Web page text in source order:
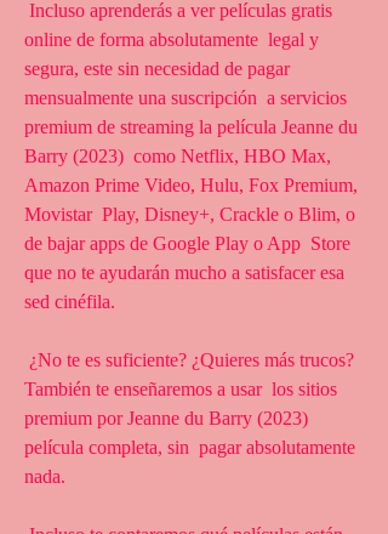
online de forma absolutamente  legal y
segura, este sin necesidad de pagar
mensualmente una suscripción  a servicios
premium de streaming la película Jeanne du
Barry (2023)  como Netflix, HBO Max,
Amazon Prime Video, Hulu, Fox Premium,
Movistar  Play, Disney+, Crackle o Blim, o
de bajar apps de Google Play o App  Store
que no te ayudarán mucho a satisfacer esa
sed cinéfila.
También te enseñaremos a usar  los sitios
premium por Jeanne du Barry (2023)
película completa, sin  pagar absolutamente
nada.